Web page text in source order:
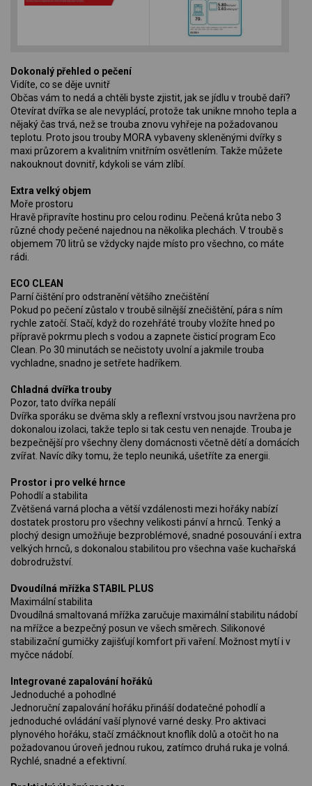
Dokonalý přehled o pečení
Vidíte, co se děje uvnitř
Občas vám to nedá a chtěli byste zjistit, jak se jídlu v troubě daří?
Otevírat dvířka se ale nevyplácí, protože tak unikne mnoho tepla a
nějaký čas trvá, než se trouba znovu vyhřeje na požadovanou
teplotu. Proto jsou trouby MORA vybaveny skleněnými dvířky s
maxi průzorem a kvalitním vnitřním osvětlením. Takže můžete
nakouknout dovnitř, kdykoli se vám zlíbí.
Extra velký objem
Moře prostoru
Hravě připravíte hostinu pro celou rodinu. Pečená krůta nebo 3
různé chody pečené najednou na několika plechách. V troubě s
objemem 70 litrů se vždycky najde místo pro všechno, co máte
rádi.
ECO CLEAN
Parní čištění pro odstranění většího znečištění
Pokud po pečení zůstalo v troubě silnější znečištění, pára s ním
rychle zatočí. Stačí, když do rozehřáté trouby vložíte hned po
přípravě pokrmu plech s vodou a zapnete čisticí program Eco
Clean. Po 30 minutách se nečistoty uvolní a jakmile trouba
vychladne, snadno je setřete hadříkem.
Chladná dvířka trouby
Pozor, tato dvířka nepálí
Dvířka sporáku se dvěma skly a reflexní vrstvou jsou navržena pro
dokonalou izolaci, takže teplo si tak cestu ven nenajde. Trouba je
bezpečnější pro všechny členy domácnosti včetně dětí a domácích
zvířat. Navíc díky tomu, že teplo neuniká, ušetříte za energii.
Prostor i pro velké hrnce
Pohodlí a stabilita
Zvětšená varná plocha a větší vzdálenosti mezi hořáky nabízí
dostatek prostoru pro všechny velikosti pánví a hrnců. Tenký a
plochý design umožňuje bezproblémové, snadné posouvání i extra
velkých hrnců, s dokonalou stabilitou pro všechna vaše kuchařská
dobrodružství.
Dvoudílná mřížka STABIL PLUS
Maximální stabilita
Dvoudílná smaltovaná mřížka zaručuje maximální stabilitu nádobí
na mřížce a bezpečný posun ve všech směrech. Silikonové
stabilizační gumičky zajišťují komfort při vaření. Možnost mytí i v
myčce nádobí.
Integrované zapalování hořáků
Jednoduché a pohodlné
Jednoruční zapalování hořáku přináší dodatečné pohodlí a
jednoduché ovládání vaší plynové varné desky. Pro aktivaci
plynového hořáku, stačí zmáčknout knoflík dolů a otočit ho na
požadovanou úroveň jednou rukou, zatímco druhá ruka je volná.
Rychlé, snadné a efektivní.